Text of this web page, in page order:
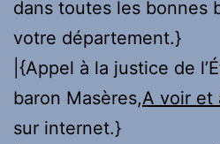
dans toutes les bonnes
votre département.}
|{Appel à la justice de
baron Masères,A voir et
sur internet.}